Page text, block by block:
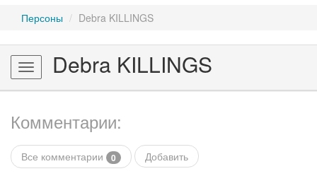
Персоны Debra KILLINGS
Toggle
navigation
Debra KILLINGS
Комментарии:
Все комментарии 0 Добавить